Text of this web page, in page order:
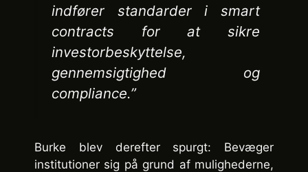
indfører standarder i smart
contracts for at sikre
investorbeskyttelse,
gennemsigtighed og
compliance.”
Burke blev derefter spurgt: Bevæger
institutioner sig på grund af mulighederne,